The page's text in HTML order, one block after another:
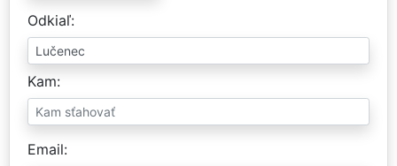
Odkiaľ
Kam
Email